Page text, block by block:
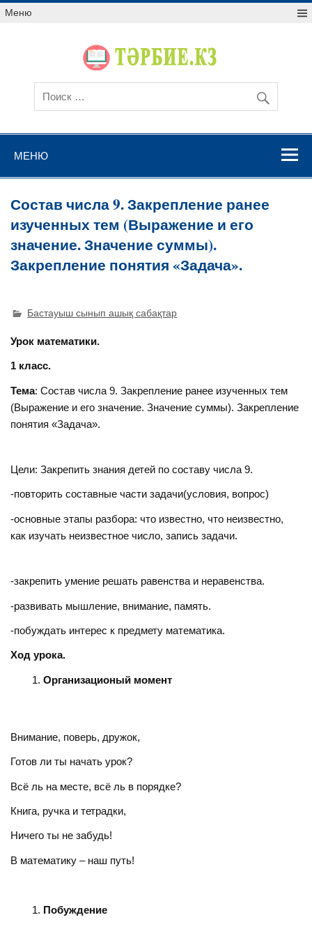
Меню
МЕНЮ
Состав числа 9. Закрепление ранее
изученных тем (Выражение и его
значение. Значение суммы).
Закрепление понятия «Задача».
Бастауыш сынып ашық сабақтар
Урок математики.
1 класс.
Тема: Состав числа 9. Закрепление ранее изученных тем
(Выражение и его значение. Значение суммы). Закрепление
понятия «Задача».
Цели: Закрепить знания детей по составу числа 9.
-повторить составные части задачи(условия, вопрос)
-основные этапы разбора: что известно, что неизвестно,
как изучать неизвестное число, запись задачи.
-закрепить умение решать равенства и неравенства.
-развивать мышление, внимание, память.
-побуждать интерес к предмету математика.
Ход урока.
Организационый момент
Внимание, поверь, дружок,
Готов ли ты начать урок?
Всё ль на месте, всё ль в порядке?
Книга, ручка и тетрадки,
Ничего ты не забудь!
В математику – наш путь!
Побуждение